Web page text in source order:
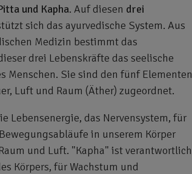
und Kapha. Auf diesen drei
sich das ayurvedische System. Aus
Medizin bestimmt das
drei Lebenskräfte das seelische
Menschen. Sie sind den fünf Elementen
Luft und Raum (Äther) zugeordnet.
Lebensenergie, das Nervensystem, für
in unserem Körper
und Luft. "Kapha" ist verantwortlich
Körpers, für Wachstum und